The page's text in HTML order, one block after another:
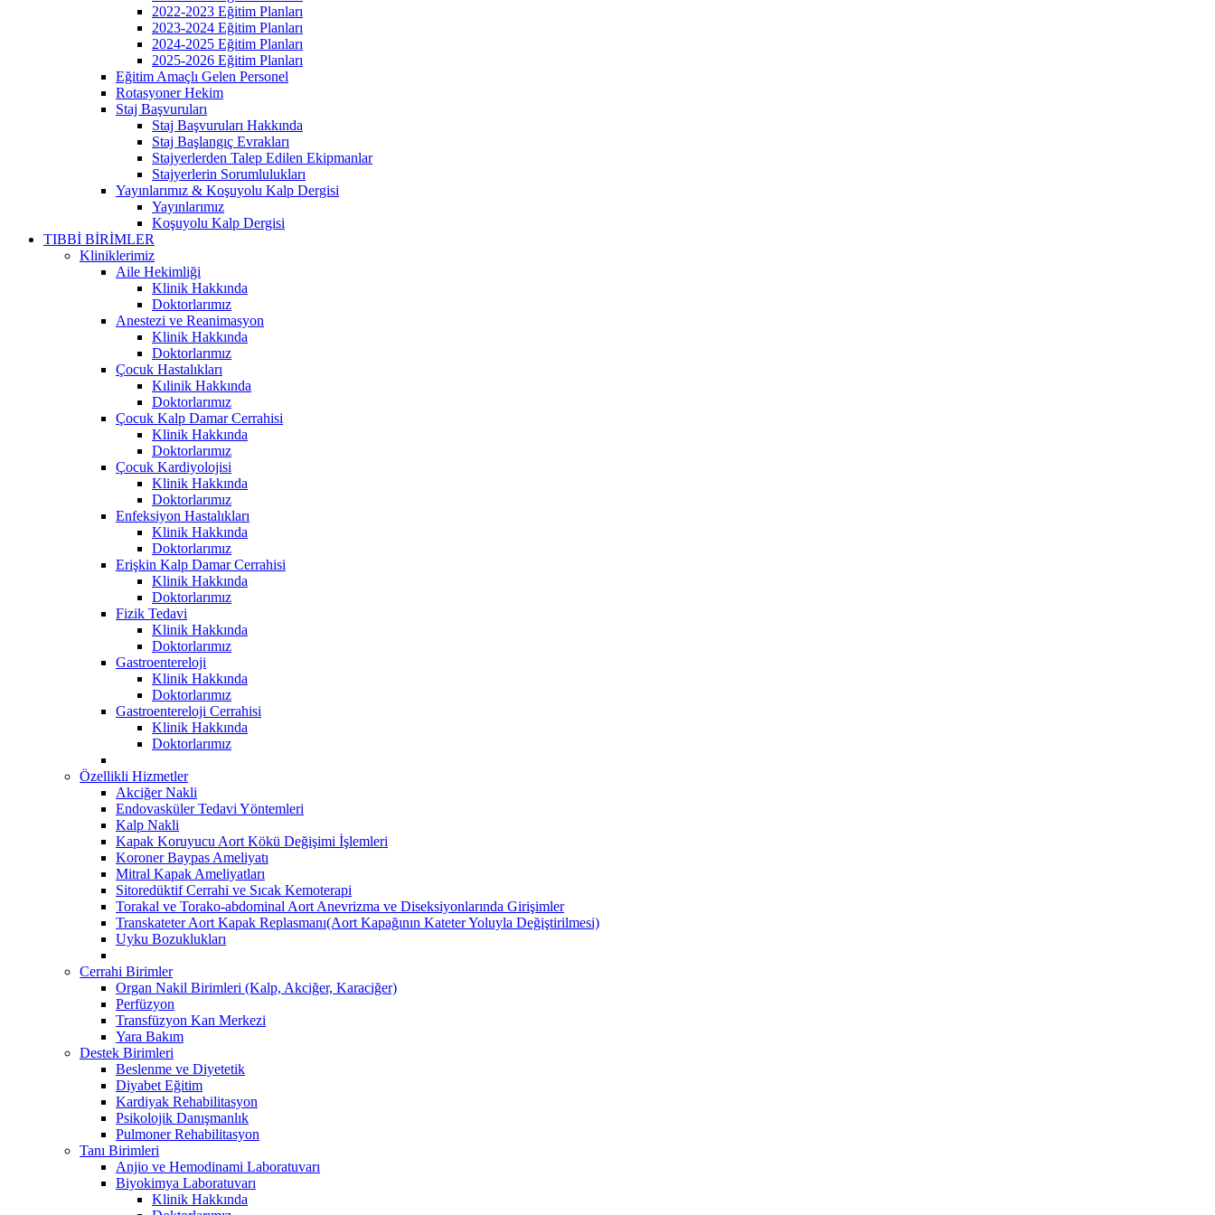
2022-2023 Eğitim Planları
2023-2024 Eğitim Planları
2024-2025 Eğitim Planları
2025-2026 Eğitim Planları
Eğitim Amaçlı Gelen Personel
Rotasyoner Hekim
Staj Başvuruları
Staj Başvuruları Hakkında
Staj Başlangıç Evrakları
Stajyerlerden Talep Edilen Ekipmanlar
Stajyerlerin Sorumlulukları
Yayınlarımız & Koşuyolu Kalp Dergisi
Yayınlarımız
Koşuyolu Kalp Dergisi
TIBBİ BİRİMLER
Kliniklerimiz
Aile Hekimliği
Klinik Hakkında
Doktorlarımız
Anestezi ve Reanimasyon
Klinik Hakkında
Doktorlarımız
Çocuk Hastalıkları
Kılinik Hakkında
Doktorlarımız
Çocuk Kalp Damar Cerrahisi
Klinik Hakkında
Doktorlarımız
Çocuk Kardiyolojisi
Klinik Hakkında
Doktorlarımız
Enfeksiyon Hastalıkları
Klinik Hakkında
Doktorlarımız
Erişkin Kalp Damar Cerrahisi
Klinik Hakkında
Doktorlarımız
Fizik Tedavi
Klinik Hakkında
Doktorlarımız
Gastroentereloji
Klinik Hakkında
Doktorlarımız
Gastroentereloji Cerrahisi
Klinik Hakkında
Doktorlarımız
Özellikli Hizmetler
Akciğer Nakli
Endovasküler Tedavi Yöntemleri
Kalp Nakli
Kapak Koruyucu Aort Kökü Değişimi İşlemleri
Koroner Baypas Ameliyatı
Mitral Kapak Ameliyatları
Sitoredüktif Cerrahi ve Sıcak Kemoterapi
Torakal ve Torako-abdominal Aort Anevrizma ve Diseksiyonlarında Girişimler
Transkateter Aort Kapak Replasmanı(Aort Kapağının Kateter Yoluyla Değiştirilmesi)
Uyku Bozuklukları
Cerrahi Birimler
Organ Nakil Birimleri (Kalp, Akciğer, Karaciğer)
Perfüzyon
Transfüzyon Kan Merkezi
Yara Bakım
Destek Birimleri
Beslenme ve Diyetetik
Diyabet Eğitim
Kardiyak Rehabilitasyon
Psikolojik Danışmanlık
Pulmoner Rehabilitasyon
Tanı Birimleri
Anjio ve Hemodinami Laboratuvarı
Biyokimya Laboratuvarı
Klinik Hakkında